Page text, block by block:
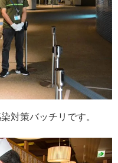
対策バッチリです。